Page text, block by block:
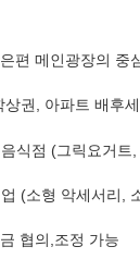
편 메인광장의 중
권, 아파트 배후
식점 (그릭요거트
(소형 악세서리,
협의,조정 가능